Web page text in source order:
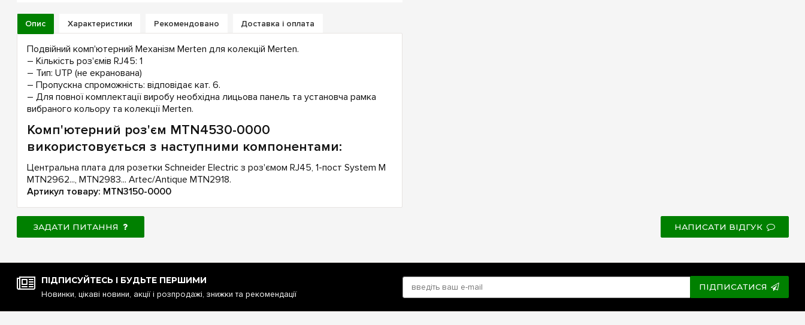
Опис Характеристики Рекомендовано Доставка і оплата
Подвійний комп'ютерний Механізм Merten для колекцій Merten.
– Кількість роз'ємів RJ45: 1
– Тип: UTP (не екранована)
– Пропускна спроможність: відповідає кат. 6.
– Для повної комплектації виробу необхідна лицьова панель та установча рамка
вибраного кольору та колекції Merten.
Комп'ютерний роз'єм MTN4530-0000
використовується з наступними компонентами:
Центральна плата для розетки Schneider Electric з роз'ємом RJ45, 1-пост System M
MTN2962..., MTN2983... Artec/Antique MTN2918.
Артикул товару: MTN3150-0000
ЗАДАТИ ПИТАННЯ НАПИСАТИ ВІДГУК
ПІДПИСУЙТЕСЬ І БУДЬТЕ ПЕРШИМИ
Новинки, цікаві новини, акції і розпродажі, знижки та рекомендації
ПІДПИСАТИСЯ